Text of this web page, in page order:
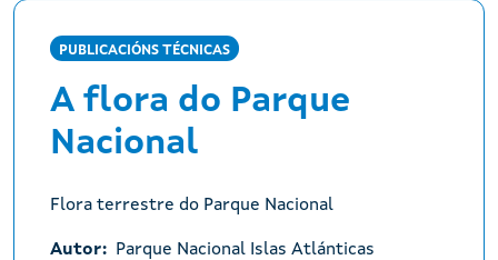
PUBLICACIÓNS TÉCNICAS
A flora do Parque
Nacional
Flora terrestre do Parque Nacional
Autor
Parque Nacional Islas Atlánticas